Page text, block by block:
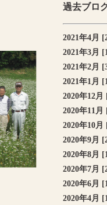
過去ブロ
2021年4月
2021年3月
2021年2月
2021年1月
2020年12月
2020年11月
2020年10月
2020年9月
2020年8月
2020年7月
2020年6月
2020年4月